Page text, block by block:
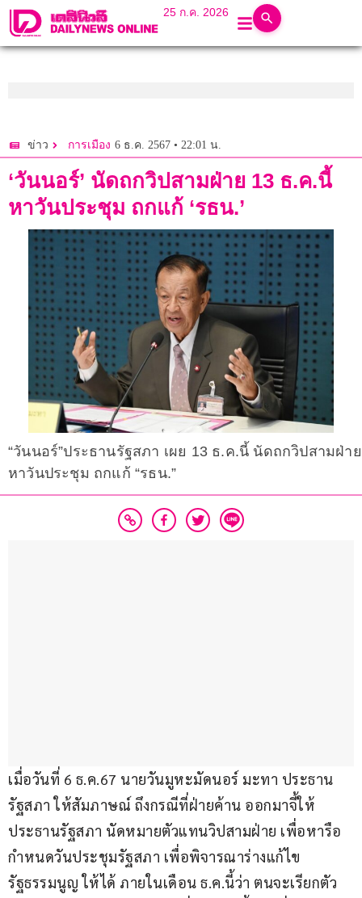
25 ก.ค. 2026
ข่าว การเมือง 6 ธ.ค. 2567 • 22:01 น.
‘วันนอร์’ นัดถกวิปสามฝ่าย 13 ธ.ค.นี้
หาวันประชุม ถกแก้ ‘รธน.’
“วันนอร์”ประธานรัฐสภา เผย 13 ธ.ค.นี้ นัดถกวิปสามฝ่าย
หาวันประชุม ถกแก้ “รธน.”
เมื่อวันที่ 6 ธ.ค.67 นายวันมูหะมัดนอร์ มะทา ประธาน
รัฐสภา ให้สัมภาษณ์ ถึงกรณีที่ฝ่ายค้าน ออกมาจี้ให้
ประธานรัฐสภา นัดหมายตัวแทนวิปสามฝ่าย เพื่อหารือ
กำหนดวันประชุมรัฐสภา เพื่อพิจารณาร่างแก้ไข
รัฐธรรมนูญ ให้ได้ ภายในเดือน ธ.ค.นี้ว่า ตนจะเรียกตัว